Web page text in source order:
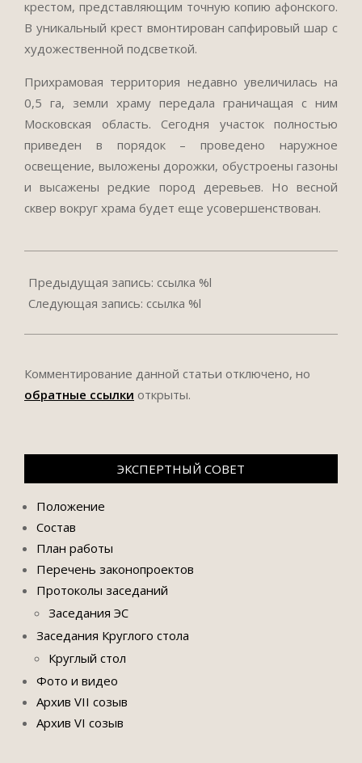
крестом, представляющим точную копию афонского.
В уникальный крест вмонтирован сапфировый шар с
художественной подсветкой.
Прихрамовая территория недавно увеличилась на
0,5 га, земли храму передала граничащая с ним
Московская область. Сегодня участок полностью
приведен в порядок – проведено наружное
освещение, выложены дорожки, обустроены газоны
и высажены редкие пород деревьев. Но весной
сквер вокруг храма будет еще усовершенствован.
11-
21
Предыдущая запись: ссылка %l
Следующая запись: ссылка %l
Комментирование данной статьи отключено, но
обратные ссылки открыты.
ЭКСПЕРТНЫЙ СОВЕТ
Положение
Состав
План работы
Перечень законопроектов
Протоколы заседаний
Заседания ЭС
Заседания Круглого стола
Круглый стол
Фото и видео
Архив VII созыв
Архив VI созыв